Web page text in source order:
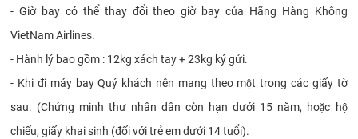
- Giờ bay có thể thay đổi theo giờ bay của Hãng Hàng Không
VietNam Airlines.
- Hành lý bao gồm : 12kg xách tay + 23kg ký gửi.
- Khi đi máy bay Quý khách nên mang theo một trong các giấy tờ
sau: (Chứng minh thư nhân dân còn hạn dưới 15 năm, hoặc hộ
chiếu, giấy khai sinh (đối với trẻ em dưới 14 tuổi).